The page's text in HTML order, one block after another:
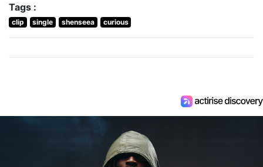
Tags :
clip single shenseea curious